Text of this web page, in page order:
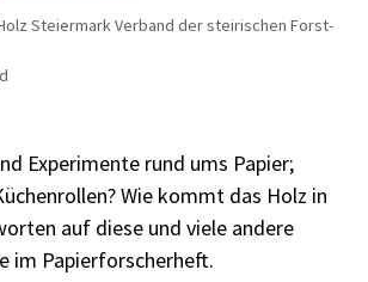
Steiermark Verband der steirischen Forst-
Experimente rund ums Papier;
Wie kommt das Holz in
auf diese und viele andere
im Papierforscherheft.